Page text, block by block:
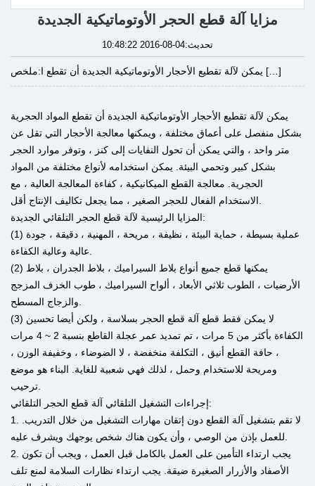
مزايا آلة قطع الحجر الأوتوماتيكية الجديدة
تحديث:04-08-2016 10:48:22
ملخص: يمكن لآلة تقطيع الأحجار الأوتوماتيكية الجديدة أن تقطع ا […]
يمكن لآلة تقطيع الأحجار الأوتوماتيكية الجديدة أن تقطع المواد الحجرية
بشكل منفصل على أعماق مختلفة ، ويمكنها معالجة الأحجار التي تقل عن
متر واحد ، والتي يمكن أن تحول النفايات إلى كنز ، وتوفر موارد الحجر
بشكل كبير وتحمي البيئة. يمكن استخدامه لأنواع مختلفة من المواد
الحجرية. معالجة القطع الميكانيكية ، كفاءة المعالجة العالية ، مع
المزايا الرئيسية لآلة قطع الحجر التلقائي الجديدة:
(1) عملية بسيطة ، حماية البيئة ، نظيفة ، مريحة ، المهنية ، دقيقة ، جودة
(2) يمكنها قطع جميع أنواع بلاط السيراميك ، بلاط الجدران ، بلاط
الأرضيات ، الطوب ثلاثي الأبعاد ، ألواح السيراميك ، طوب الخزف المزجج
(3) لا يمكن فقط قطع آلة قطع الحجر بسلاسة ، ولكن أيضا تحسين
الكفاءة بأكثر من 5 مرات ، تم تمديد عمر عجلة القاطع بنسبة 2 ~ 4 مرات
، حافة القطع أنيق ، التكلفة منخفضة ، لا الضوضاء ، وخفيفة الوزن ،
ومريحة للاستخدام وحمل ، لذلك فهي شعبية للغاية. البناء هو موضع
إجراءات التشغيل التلقائي آلة قطع الحجر التلقائي:
1. لا تقم بتشغيل آلة القطع دون إتقان مهارات التشغيل من خلال التدريب.
2. يجب ارتداء التأمين على العمل بالكامل قبل العمل ، ويجب أن تكون
الأصفاد والأزرار الصغيرة ضيقة. يجب ارتداء نظارات السلامة لمنع تلف